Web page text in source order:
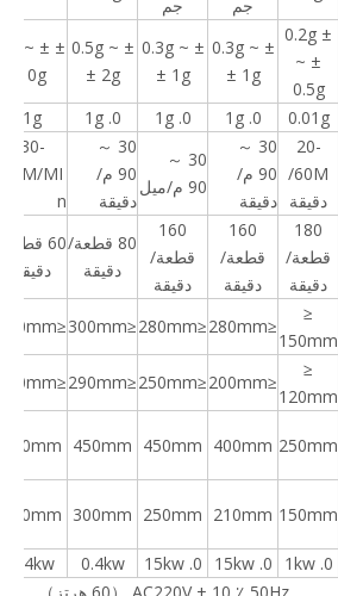
جم
جم
± 0.2g
~ ±
0.5g
± 0.3g ~
± 1g
± 0.3g ~
± 1g
± 0.5g ~
± 2g
± 2g ~ ±
10g
0.01g
0. 1g
0. 1g
0. 1g
1g
20-
60M/
دقيقة
30 ～
90 م/
دقيقة
30 ～
90 م/ميل
30 ～
90 م/
دقيقة
30-
70M/MI
n
180
قطعة/
دقيقة
160
قطعة/
دقيقة
160
قطعة/
دقيقة
80 قطعة/
دقيقة
60
دقيقة
≤
150mm
≤280mm
≤280mm
≤300mm
≤450mm
≤
120mm
≤200mm
≤250mm
≤290mm
≤390mm
250mm
400mm
450mm
450mm
620mm
150mm
210mm
250mm
300mm
400mm
0. 1kw
0. 15kw
0. 15kw
0.4kw
0.4kw